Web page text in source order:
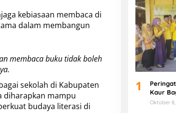
kebiasaan membaca di
dalam membangun
membaca buku tidak boleh
sekolah di Kabupaten
diharapkan mampu
budaya literasi di
1
Kaur
Gratis
Oktober